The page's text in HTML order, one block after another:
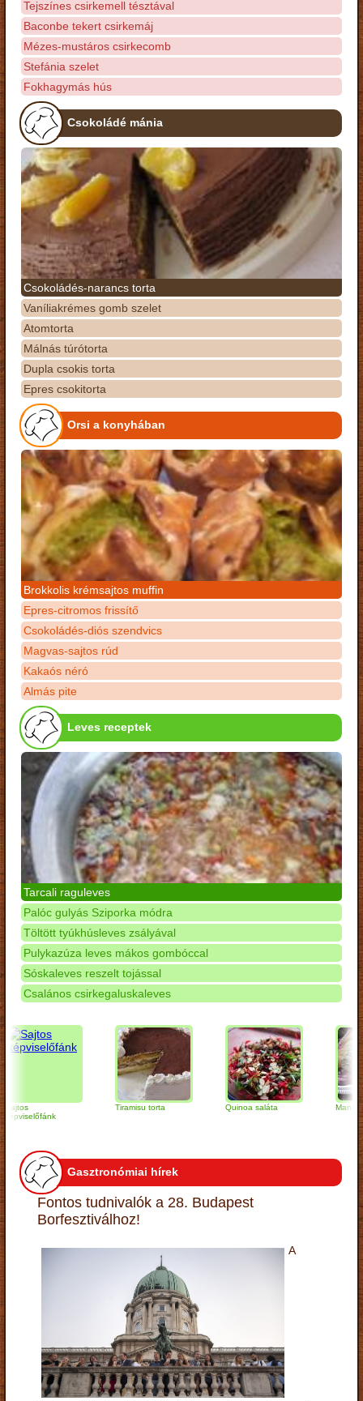
Tejszínes csirkemell tésztával
Baconbe tekert csirkemáj
Mézes-mustáros csirkecomb
Stefánia szelet
Fokhagymás hús
Csokoládé mánia
Csokoládés-narancs torta
Vaníliakrémes gomb szelet
Atomtorta
Málnás túrótorta
Dupla csokis torta
Epres csokitorta
Orsi a konyhában
Brokkolis krémsajtos muffin
Epres-citromos frissítő
Csokoládés-diós szendvics
Magvas-sajtos rúd
Kakaós néró
Almás pite
Leves receptek
Tarcali raguleves
Palóc gulyás Sziporka módra
Töltött tyúkhúsleves zsályával
Pulykazúza leves mákos gombóccal
Sóskaleves reszelt tojással
Csalános csirkegaluskaleves
Tiramisu torta Quinoa saláta Mandulás kifli
Gasztronómiai hírek
Fontos tudnivalók a 28. Budapest
Borfesztiválhoz!
A